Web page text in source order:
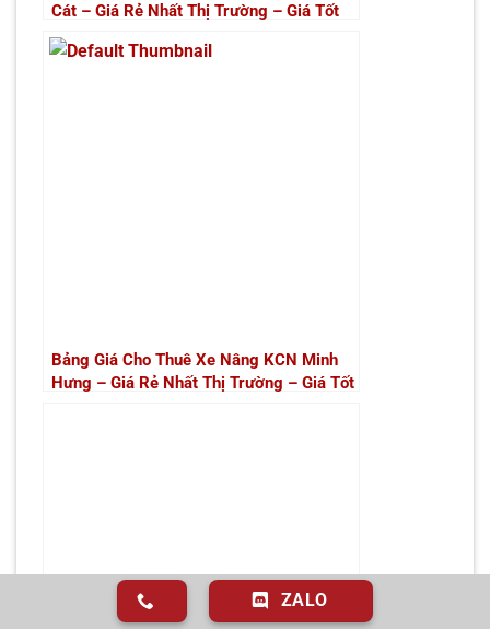
Cát – Giá Rẻ Nhất Thị Trường – Giá Tốt
Nhất | Xe Nâng Thành Phát
Bảng Giá Cho Thuê Xe Nâng KCN Minh
Hưng – Giá Rẻ Nhất Thị Trường – Giá Tốt
ZALO